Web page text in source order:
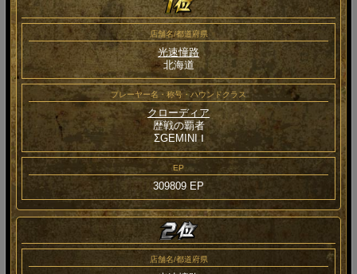
店舗名/都道府県
光速憧路
北海道
プレーヤー名・称号・ハウンドクラス
クローディア
歴戦の覇者
ΣGEMINI Ⅰ
EP
309809 EP
店舗名/都道府県